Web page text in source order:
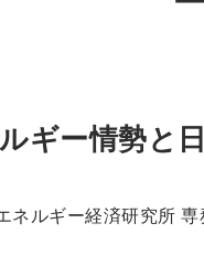
ギー情勢と
ネルギー経済研究所